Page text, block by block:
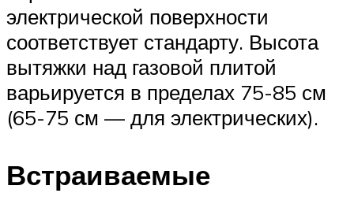
электрической поверхности
соответствует стандарту. Высота
вытяжки над газовой плитой
варьируется в пределах 75-85 см
(65-75 см — для электрических).
Встраиваемые